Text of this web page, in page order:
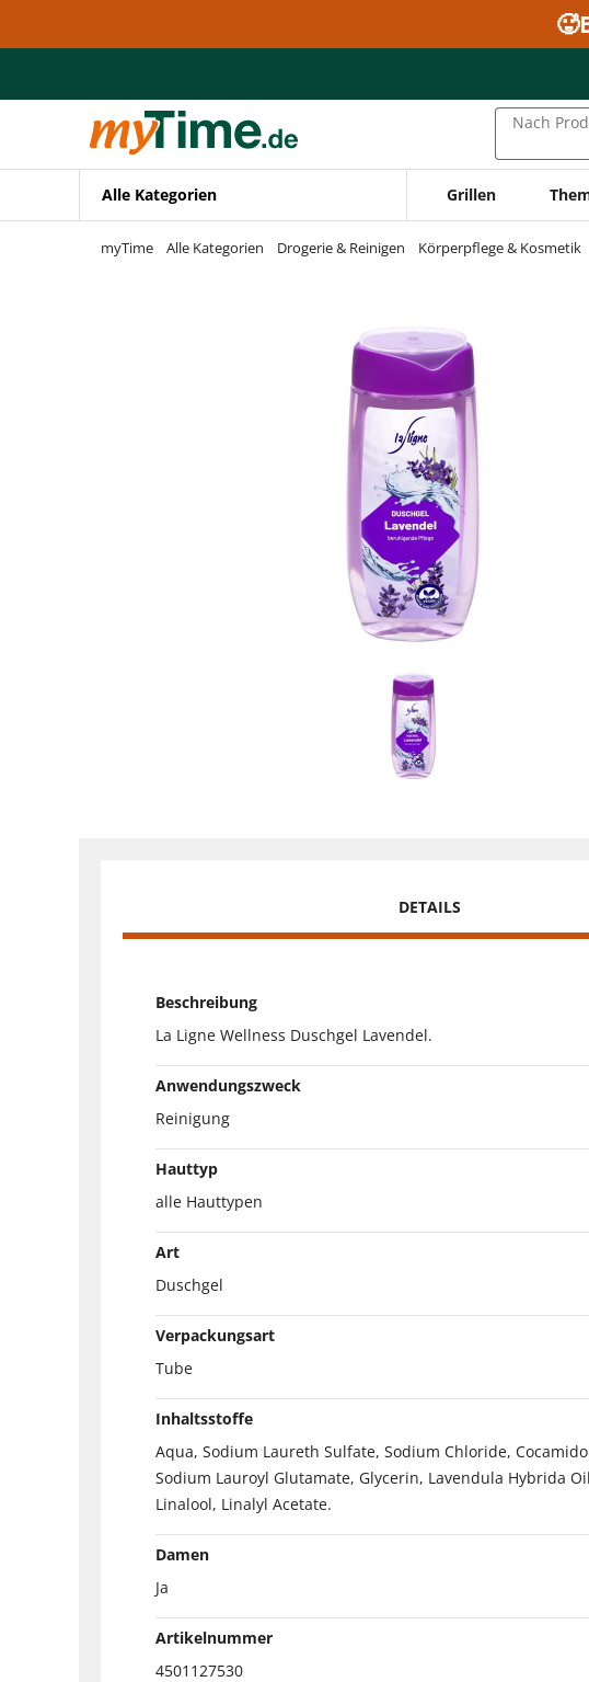
Zur Navigation springen
Nach
Alle Kategorien Grillen
myTime Alle Kategorien Drogerie & Reinigen Körperpflege & Kosmetik
DETAILS
Beschreibung
La Ligne Wellness Duschgel Lavendel.
Anwendungszweck
Reinigung
Hauttyp
alle Hauttypen
Art
Duschgel
Verpackungsart
Tube
Inhaltsstoffe
Aqua, Sodium Laureth Sulfate, Sodium Chloride,
Sodium Lauroyl Glutamate, Glycerin, Lavendula Hybrida
Linalool, Linalyl Acetate.
Damen
Ja
Artikelnummer
4501127530